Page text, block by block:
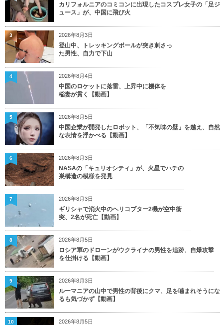
カリフォルニアのコミコンに出現したコスプレ女子の「足ジ
ュース」が、中国に飛び火
2026年8月3日
登山中、トレッキングポールが突き刺さっ
た男性、自力で下山
3
2026年8月4日
中国のロケットに落雷、上昇中に機体を
稲妻が貫く【動画】
4
2026年8月5日
中国企業が開発したロボット、「不気味の壁」を越え、自然
な表情を浮かべる【動画】
5
2026年8月3日
NASAの「キュリオシティ」が、火星でハチの
巣構造の模様を発見
6
2026年8月3日
ギリシャで消火中のヘリコプター2機が空中衝
突、2名が死亡【動画】
7
2026年8月5日
ロシア軍のドローンがウクライナの男性を追跡、自爆攻撃
を仕掛ける【動画】
8
2026年8月3日
ルーマニアの山中で男性の背後にクマ、足を噛まれそうにな
るも気づかず【動画】
9
2026年8月5日
10